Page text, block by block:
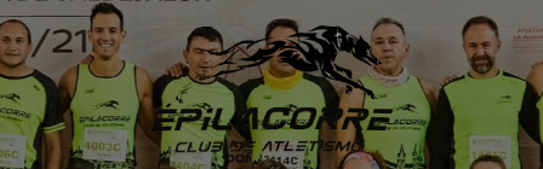
S
a
l
t
a
r